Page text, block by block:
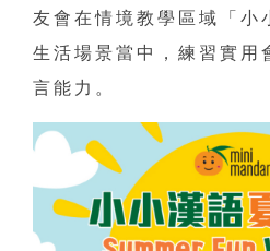
友會在情境教學區域「小
生活場景當中，練習實用
言能力。